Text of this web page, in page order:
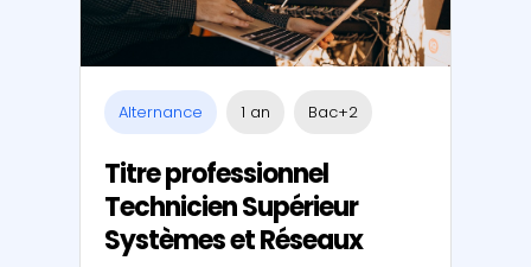
Alternance 1 an Bac+2
Titre professionnel
Technicien Supérieur
Systèmes et Réseaux